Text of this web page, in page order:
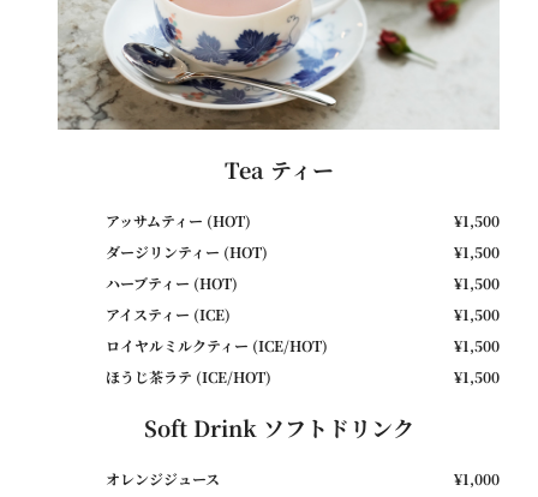
Tea ティー
アッサムティー (HOT)
¥1,500
ダージリンティー (HOT)
¥1,500
ハーブティー (HOT)
¥1,500
アイスティー (ICE)
¥1,500
ロイヤルミルクティー (ICE/HOT)
¥1,500
ほうじ茶ラテ (ICE/HOT)
¥1,500
Soft Drink ソフトドリンク
オレンジジュース
¥1,000